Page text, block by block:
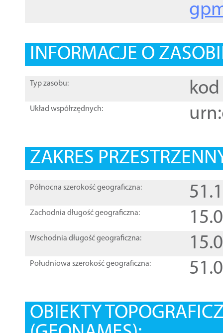
INFORMACJE O
Typ zasobu: kod
Układ współrzędnych:
ZAKRES
Północna szerokość geograficzna:
Zachodnia długość geograficzna:
Wschodnia długość geograficzna:
Południowa szerokość geograficzna:
OBIEKTY